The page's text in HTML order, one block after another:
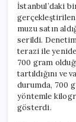
İstanbul’daki
gerçekleştirilen
muzu satın
serildi. Denetim
terazi ile
700 gram
tartıldığını ve
durumda, 700
yöntemle
gösterdi.